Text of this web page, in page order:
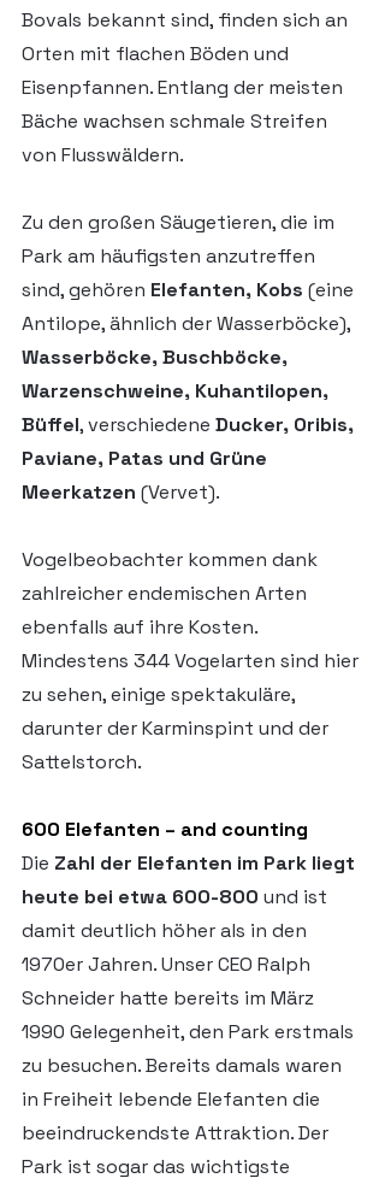
Bovals bekannt sind, finden sich an
Orten mit flachen Böden und
Eisenpfannen. Entlang der meisten
Bäche wachsen schmale Streifen
von Flusswäldern.
Zu den großen Säugetieren, die im
Park am häufigsten anzutreffen
sind, gehören Elefanten, Kobs (eine
Antilope, ähnlich der Wasserböcke),
Wasserböcke, Buschböcke,
Warzenschweine, Kuhantilopen,
Büffel, verschiedene Ducker, Oribis,
Paviane, Patas und Grüne
Meerkatzen (Vervet).
Vogelbeobachter kommen dank
zahlreicher endemischen Arten
ebenfalls auf ihre Kosten.
Mindestens 344 Vogelarten sind hier
zu sehen, einige spektakuläre,
darunter der Karminspint und der
Sattelstorch.
600 Elefanten – and counting
Die Zahl der Elefanten im Park liegt
heute bei etwa 600-800 und ist
damit deutlich höher als in den
1970er Jahren. Unser CEO Ralph
Schneider hatte bereits im März
1990 Gelegenheit, den Park erstmals
zu besuchen. Bereits damals waren
in Freiheit lebende Elefanten die
beeindruckendste Attraktion. Der
Park ist sogar das wichtigste